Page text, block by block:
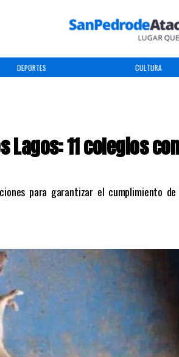
DEPORTES CULTURA
Lagos: 11 colegios
para garantizar el cumplimiento